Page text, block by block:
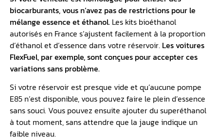
biocarburants, vous n’avez pas de restrictions pour le
mélange essence et éthanol. Les kits bioéthanol
autorisés en France s’ajustent facilement à la proportion
d’éthanol et d’essence dans votre réservoir. Les voitures
FlexFuel, par exemple, sont conçues pour accepter ces
variations sans problème.
Si votre réservoir est presque vide et qu’aucune pompe
E85 n’est disponible, vous pouvez faire le plein d’essence
sans souci. Vous pouvez ensuite ajouter du superéthanol
à tout moment, sans attendre que la jauge indique un
faible niveau.